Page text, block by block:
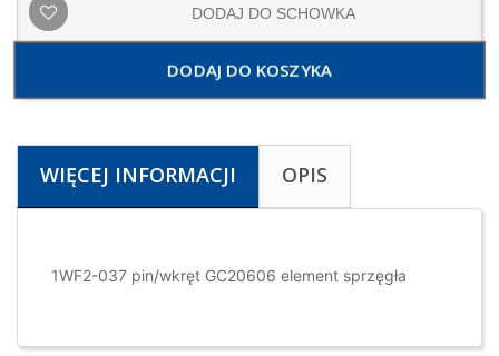
DODAJ DO SCHOWKA
DODAJ DO KOSZYKA
WIĘCEJ INFORMACJI OPIS
1WF2-037 pin/wkręt GC20606 element sprzęgła